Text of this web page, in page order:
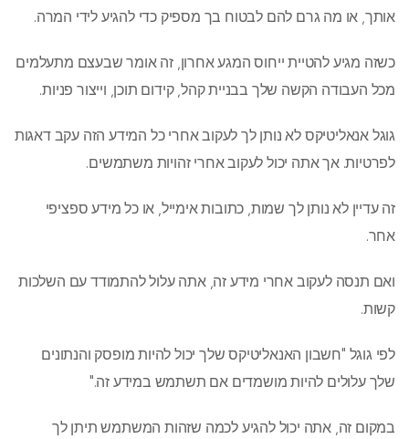
אותך, או מה גרם להם לבטוח בך מספיק כדי להגיע לידי המרה.
כשזה מגיע להטיית ייחוס המגע אחרון, זה אומר שבעצם מתעלמים
מכל העבודה הקשה שלך בבניית קהל, קידום תוכן, וייצור פניות.
גוגל אנאליטיקס לא נותן לך לעקוב אחרי כל המידע הזה עקב דאגות
לפרטיות. אך אתה יכול לעקוב אחרי זהויות משתמשים.
זה עדיין לא נותן לך שמות, כתובות אימייל, או כל מידע ספציפי
אחר.
ואם תנסה לעקוב אחרי מידע זה, אתה עלול להתמודד עם השלכות
קשות.
לפי גוגל "חשבון האנאליטיקס שלך יכול להיות מופסק והנתונים
שלך עלולים להיות מושמדים אם תשתמש במידע זה."
במקום זה, אתה יכול להגיע לכמה שזהות המשתמש תיתן לך